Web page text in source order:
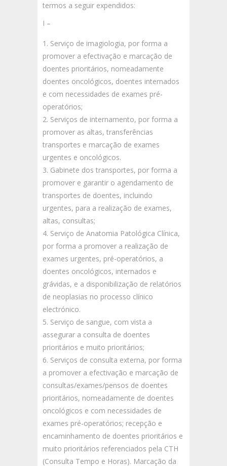
termos a seguir expendidos:
I –
Serviço de imagiologia, por forma a
promover a efectivação e marcação de
doentes prioritários, nomeadamente
doentes oncológicos, doentes internados
e com necessidades de exames pré-
operatórios;
Serviços de internamento, por forma a
promover as altas, transferências
transportes e marcação de exames
urgentes e oncológicos.
Gabinete dos transportes, por forma a
promover e garantir o agendamento de
transportes de doentes, incluindo
urgentes, para a realização de exames,
altas, consultas;
Serviço de Anatomia Patológica Clínica,
por forma a promover a realização de
exames urgentes, pré-operatórios, a
doentes oncológicos, internados e
grávidas, e a disponibilização de relatórios
de neoplasias no processo clínico
electrónico.
Serviço de sangue, com vista a
assegurar a consulta de doentes
prioritários e muito prioritários;
Serviços de consulta externa, por forma
a promover a efectivação e marcação de
consultas/exames/pensos de doentes
prioritários, nomeadamente de doentes
oncológicos e com necessidades de
exames pré-operatórios; recepção e
encaminhamento de doentes prioritários e
muito prioritários referenciados pela CTH
(Consulta Tempo e Horas). Marcação da